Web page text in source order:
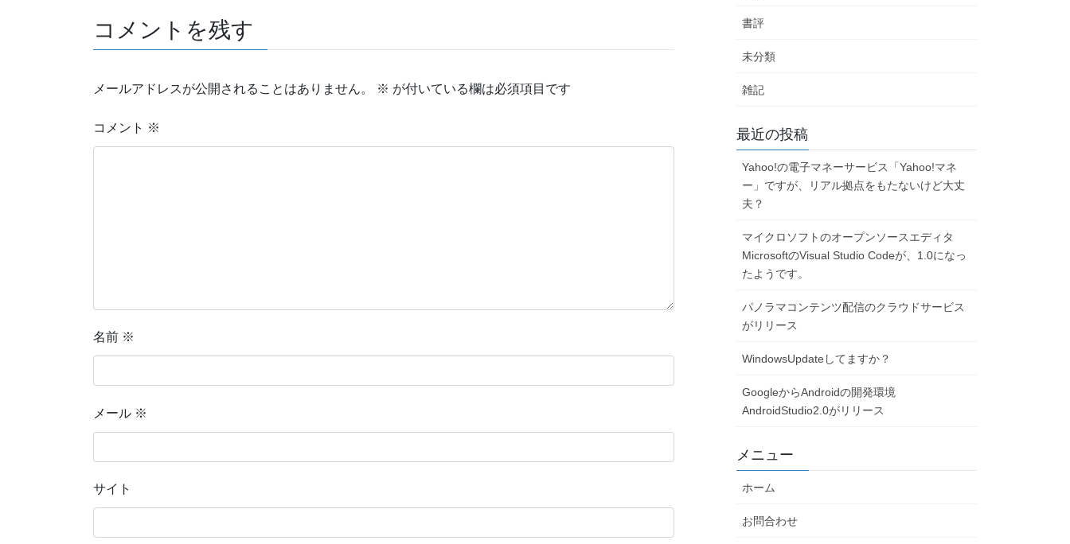
コメントを残す
メールアドレスが公開されることはありません。 ※ が付いている欄は必須項目です
コメント ※
名前 ※
メール ※
サイト
書評
未分類
雑記
最近の投稿
Yahoo!の電子マネーサービス「Yahoo!マネ
ー」ですが、リアル拠点をもたないけど大丈
夫？
マイクロソフトのオープンソースエディタ
MicrosoftのVisual Studio Codeが、1.0になっ
たようです。
パノラマコンテンツ配信のクラウドサービス
がリリース
WindowsUpdateしてますか？
GoogleからAndroidの開発環境
AndroidStudio2.0がリリース
メニュー
ホーム
お問合わせ